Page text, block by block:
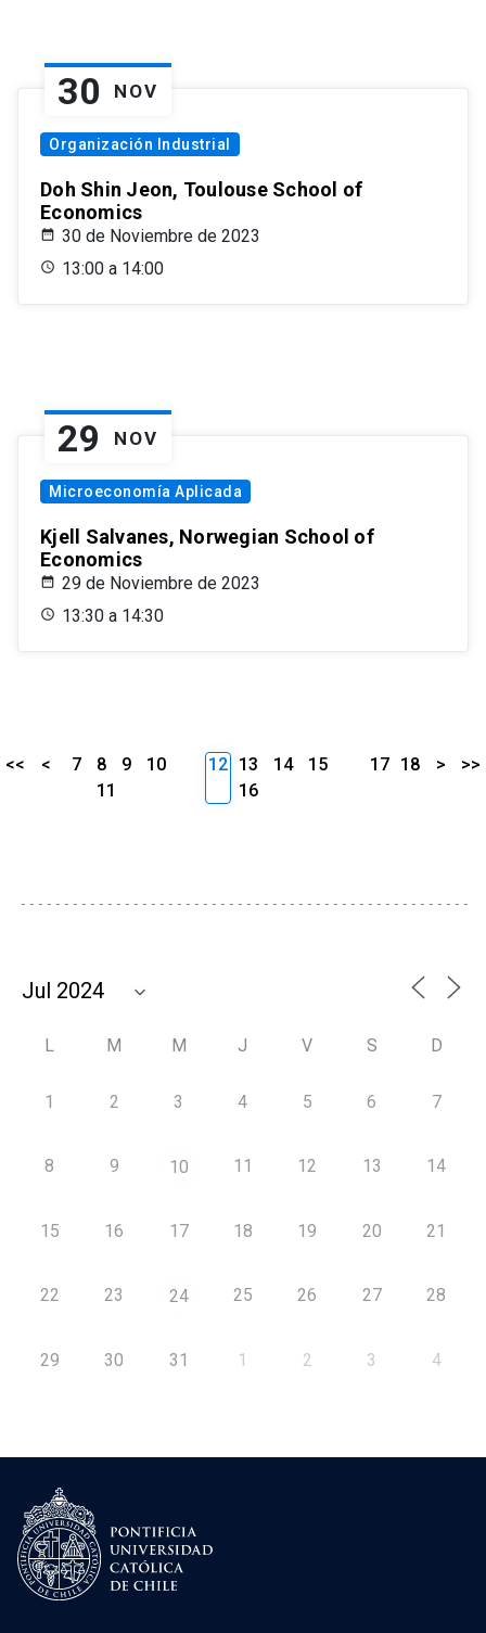
30 NOV
Organización Industrial
Doh Shin Jeon, Toulouse School of
Economics
30 de Noviembre de 2023
13:00 a 14:00
29 NOV
Microeconomía Aplicada
Kjell Salvanes, Norwegian School of
Economics
29 de Noviembre de 2023
13:30 a 14:30
<< < 7 8 9
10
11
12 13 14
15
16
17 18 > >>
L M M J V S D
1 2 3 4 5 6 7
8 9 10 11 12 13 14
15 16 17 18 19 20 21
22 23 24 25 26 27 28
29 30 31 1 2 3 4